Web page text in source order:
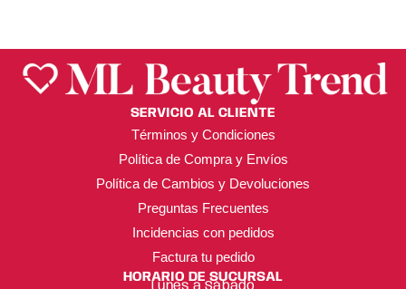
SERVICIO AL CLIENTE
Términos y Condiciones
Política de Compra y Envíos
Política de Cambios y Devoluciones
Preguntas Frecuentes
Incidencias con pedidos
Factura tu pedido
HORARIO DE SUCURSAL